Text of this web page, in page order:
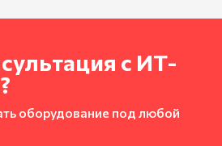
с ИТ-
оборудование под любой